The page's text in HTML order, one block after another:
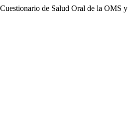
de Salud Oral de la OMS